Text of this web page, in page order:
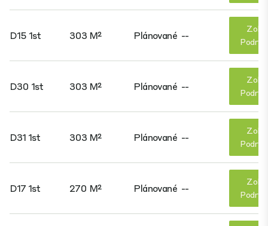
D15 1st 303 M² Plánované --
D30 1st 303 M² Plánované --
D31 1st 303 M² Plánované --
D17 1st 270 M² Plánované --